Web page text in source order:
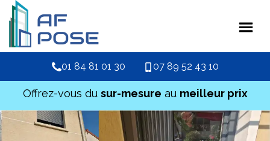
01 84 81 01 30 07 89 52 43 10
Offrez-vous du sur-mesure au meilleur prix